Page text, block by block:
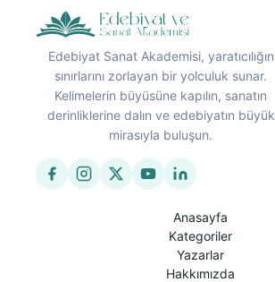
Edebiyat Sanat Akademisi, yaratıcılığın
sınırlarını zorlayan bir yolculuk sunar.
Kelimelerin büyüsüne kapılın, sanatın
derinliklerine dalın ve edebiyatın büyük
mirasıyla buluşun.
Anasayfa
Kategoriler
Yazarlar
Hakkımızda